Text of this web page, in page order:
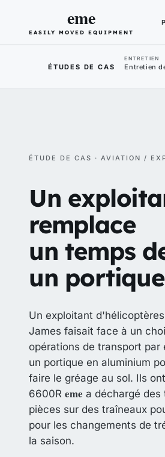
eme
EASILY MOVED EQUIPMENT
ÉTUDES DE CAS
ENTRETIEN
Entretien
ÉTUDE DE CAS · AVIATION /
Un
remplace
un temps
un
Un exploitant
James faisait face à un
opérations de transport
un portique en aluminium
faire le gréage au sol. Ils
6600R eme a déchargé des
pièces sur des traîneaux
pour les changements de
la saison.